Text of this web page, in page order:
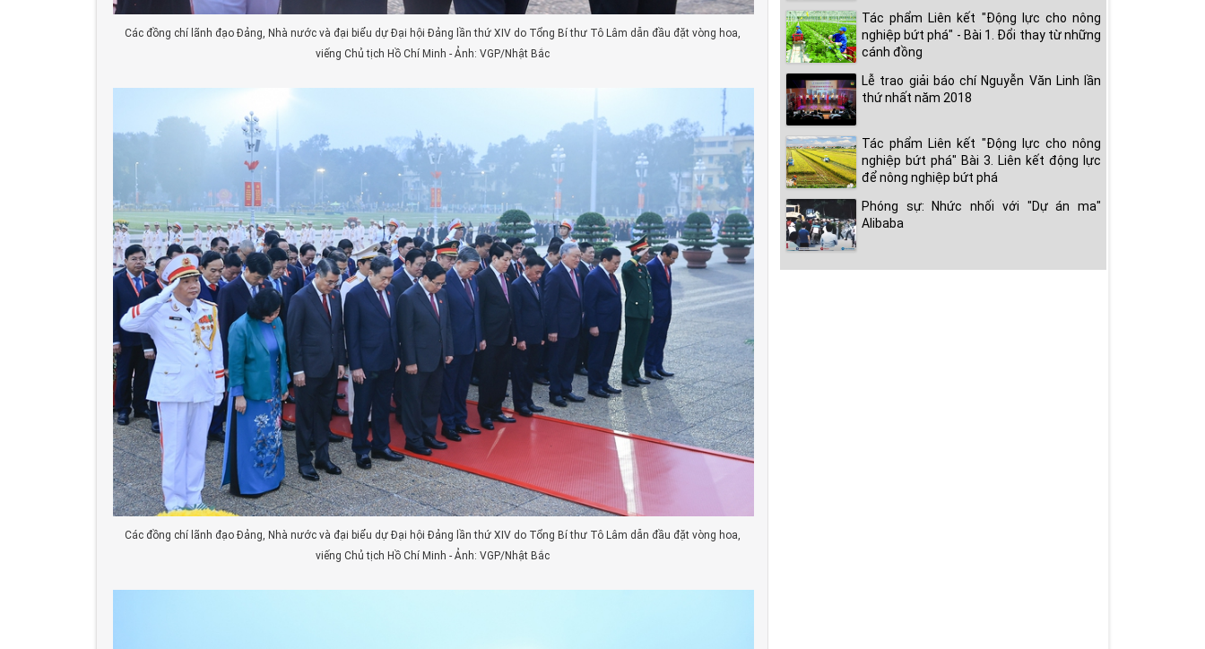
Các đồng chí lãnh đạo Đảng, Nhà nước và đại biểu dự Đại hội Đảng lần thứ XIV do Tổng Bí thư Tô Lâm dẫn đầu đặt vòng hoa,
viếng Chủ tịch Hồ Chí Minh - Ảnh: VGP/Nhật Bắc
Các đồng chí lãnh đạo Đảng, Nhà nước và đại biểu dự Đại hội Đảng lần thứ XIV do Tổng Bí thư Tô Lâm dẫn đầu đặt vòng hoa,
viếng Chủ tịch Hồ Chí Minh - Ảnh: VGP/Nhật Bắc
Tác phẩm Liên kết "Động lực cho nông
nghiệp bứt phá" - Bài 1. Đổi thay từ những
cánh đồng
Lễ trao giải báo chí Nguyễn Văn Linh lần
thứ nhất năm 2018
Tác phẩm Liên kết "Động lực cho nông
nghiệp bứt phá" Bài 3. Liên kết động lực
để nông nghiệp bứt phá
Phóng sự: Nhức nhối với "Dự án ma"
Alibaba